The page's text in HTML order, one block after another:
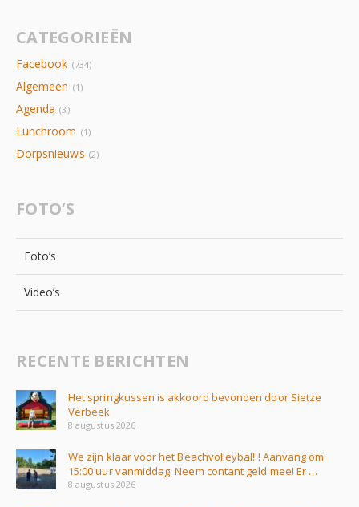
CATEGORIEËN
Facebook (734)
Algemeen (1)
Agenda (3)
Lunchroom (1)
Dorpsnieuws (2)
FOTO’S
Foto’s
Video’s
RECENTE BERICHTEN
Het springkussen is akkoord bevonden door Sietze
Verbeek
8 augustus 2026
We zijn klaar voor het Beachvolleybal!!! Aanvang om
15:00 uur vanmiddag. Neem contant geld mee! Er …
8 augustus 2026